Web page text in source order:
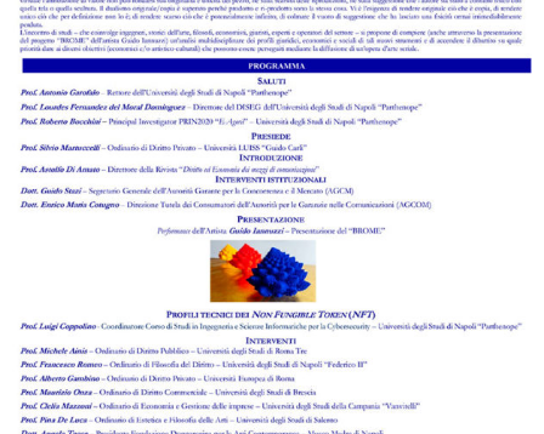
L’impatto della disintermediazione
informativa nei processi di formazione
dell’opinione pubblica. Quale
(problematica) prospettiva nella
“democrazia della comunicazione”
Numero 1 del 2022
diAnna Papa
Leggi l'abstract >